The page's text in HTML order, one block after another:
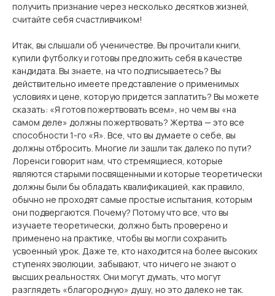
получить признание через несколько десятков жизней,
считайте себя счастливчиком!
Итак, вы слышали об ученичестве. Вы прочитали книги,
купили футболку и готовы предложить себя в качестве
кандидата. Вы знаете, на что подписываетесь? Вы
действительно имеете представление о применимых
условиях и цене, которую придется заплатить? Вы можете
сказать: «Я готов пожертвовать всем», но чем вы «на
самом деле» должны пожертвовать? Жертва — это все
способности 1-го «Я». Все, что вы думаете о себе, вы
должны отбросить. Многие ли зашли так далеко по пути?
Лоренси говорит нам, что стремящиеся, которые
являются старыми посвященными и которые теоретически
должны были бы обладать квалификацией, как правило,
обычно не проходят самые простые испытания, которым
они подвергаются. Почему? Потому что все, что вы
изучаете теоретически, должно быть проверено и
применено на практике, чтобы вы могли сохранить
усвоенный урок. Даже те, кто находится на более высоких
ступенях эволюции, забывают, что ничего не знают о
высших реальностях. Они могут думать, что могут
разглядеть «благородную» душу, но это далеко не так.